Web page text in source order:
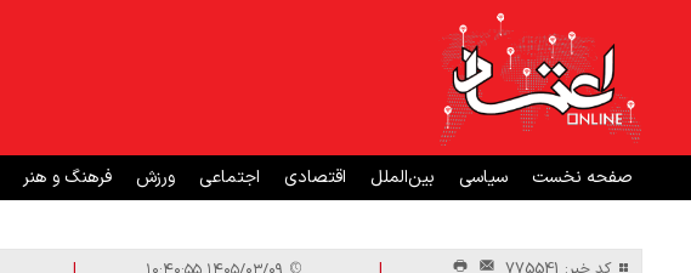
صفحه نخست سیاسی بین‌الملل اقتصادی اجتماعی ورزش فرهنگ و هنر
|
|